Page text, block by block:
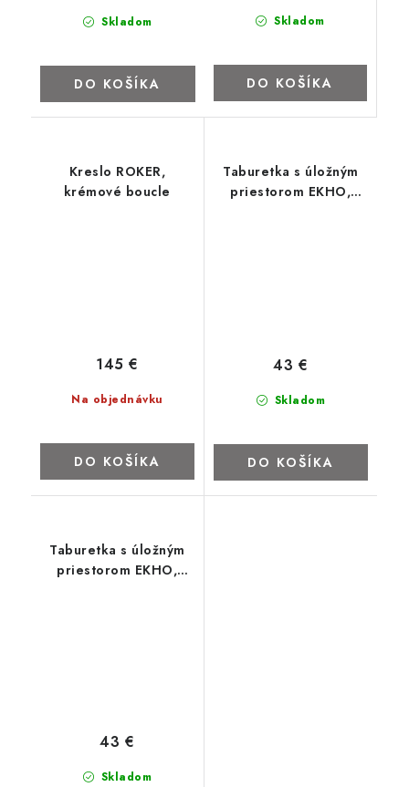
Skladom
DO KOŠÍKA
Skladom
DO KOŠÍKA
Kreslo ROKER,
krémové boucle
Na objednávku
145 €
DO KOŠÍKA
Taburetka s úložným
priestorom EKHO,
Skladom
43 €
DO KOŠÍKA
Taburetka s úložným
priestorom EKHO,
Skladom
43 €